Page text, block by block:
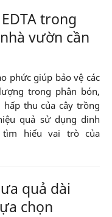
trong
vườn cần
phức giúp bảo vệ các
trong phân bón,
hấp thu của cây trồng
quả sử dụng dinh
tìm hiểu vai trò của
quả dài
chọn